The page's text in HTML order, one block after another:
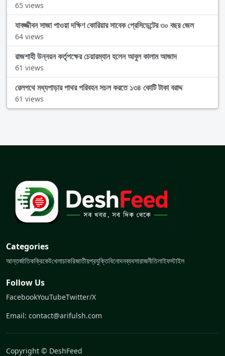
65 views
যাবজ্জীবন সাজা পাওয়া দক্ষিণ কোরিয়ার সাবেক প্রেসিডেন্টের ৩০ বছর জেল
64 views
রাজশাহী উন্নয়ন কর্তৃপক্ষের চেয়ারম্যান হলেন আবুল কালাম আজাদ
61 views
রেলপথে মধ্যপাড়ার পাথর পরিবহন সচল করতে ১৩৪ কোটি টাকা বরাদ্দ
61 views
Categories
আন্তর্জাতিকক্রিকেটখেলাচাকরিজাতীয়প্রযুক্তিবিনোদনব্যবসারাজনীতিলাইফস্টাইল
Follow Us
FacebookYouTubeTwitter/X
Email: contact@arifulsh.com
Copyright © DeshFeed